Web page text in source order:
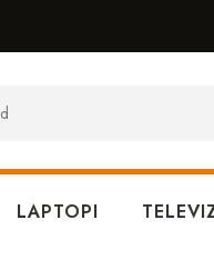
LAPTOPI